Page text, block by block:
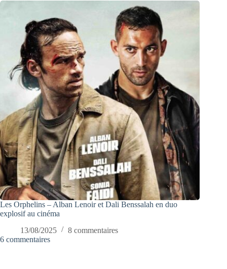
Les Orphelins – Alban Lenoir et Dali Benssalah en duo
explosif au cinéma
13/08/2025
8 commentaires
6 commentaires